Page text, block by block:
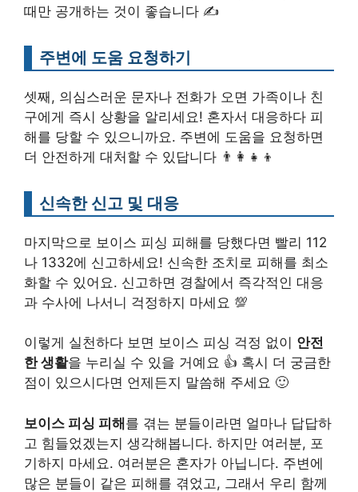
때만 공개하는 것이 좋습니다 ✍️
주변에 도움 요청하기
셋째, 의심스러운 문자나 전화가 오면 가족이나 친
구에게 즉시 상황을 알리세요! 혼자서 대응하다 피
해를 당할 수 있으니까요. 주변에 도움을 요청하면
더 안전하게 대처할 수 있답니다 👨‍👩‍👧‍👦
신속한 신고 및 대응
마지막으로 보이스 피싱 피해를 당했다면 빨리 112
나 1332에 신고하세요! 신속한 조치로 피해를 최소
화할 수 있어요. 신고하면 경찰에서 즉각적인 대응
과 수사에 나서니 걱정하지 마세요 💯
이렇게 실천하다 보면 보이스 피싱 걱정 없이 안전
한 생활을 누리실 수 있을 거예요 👍 혹시 더 궁금한
점이 있으시다면 언제든지 말씀해 주세요 🙂
보이스 피싱 피해를 겪는 분들이라면 얼마나 답답하
고 힘들었겠는지 생각해봅니다. 하지만 여러분, 포
기하지 마세요. 여러분은 혼자가 아닙니다. 주변에
많은 분들이 같은 피해를 겪었고, 그래서 우리 함께